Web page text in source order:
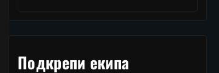
Подкрепи екипа